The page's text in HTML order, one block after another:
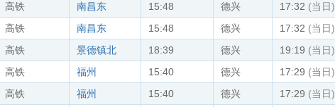
高铁 南昌东 15:48 德兴 17:32 (当日)
高铁 南昌东 15:48 德兴 17:32 (当日)
高铁 景德镇北 18:39 德兴 19:19 (当日)
高铁 福州 15:40 德兴 17:29 (当日)
高铁 福州 15:40 德兴 17:29 (当日)